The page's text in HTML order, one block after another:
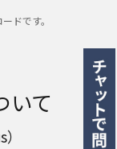
ドです。
いて